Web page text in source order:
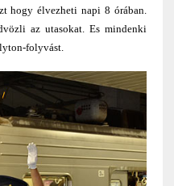
hogy élvezheti napi 8 órában.
az utasokat. Es mindenki
folyvást.